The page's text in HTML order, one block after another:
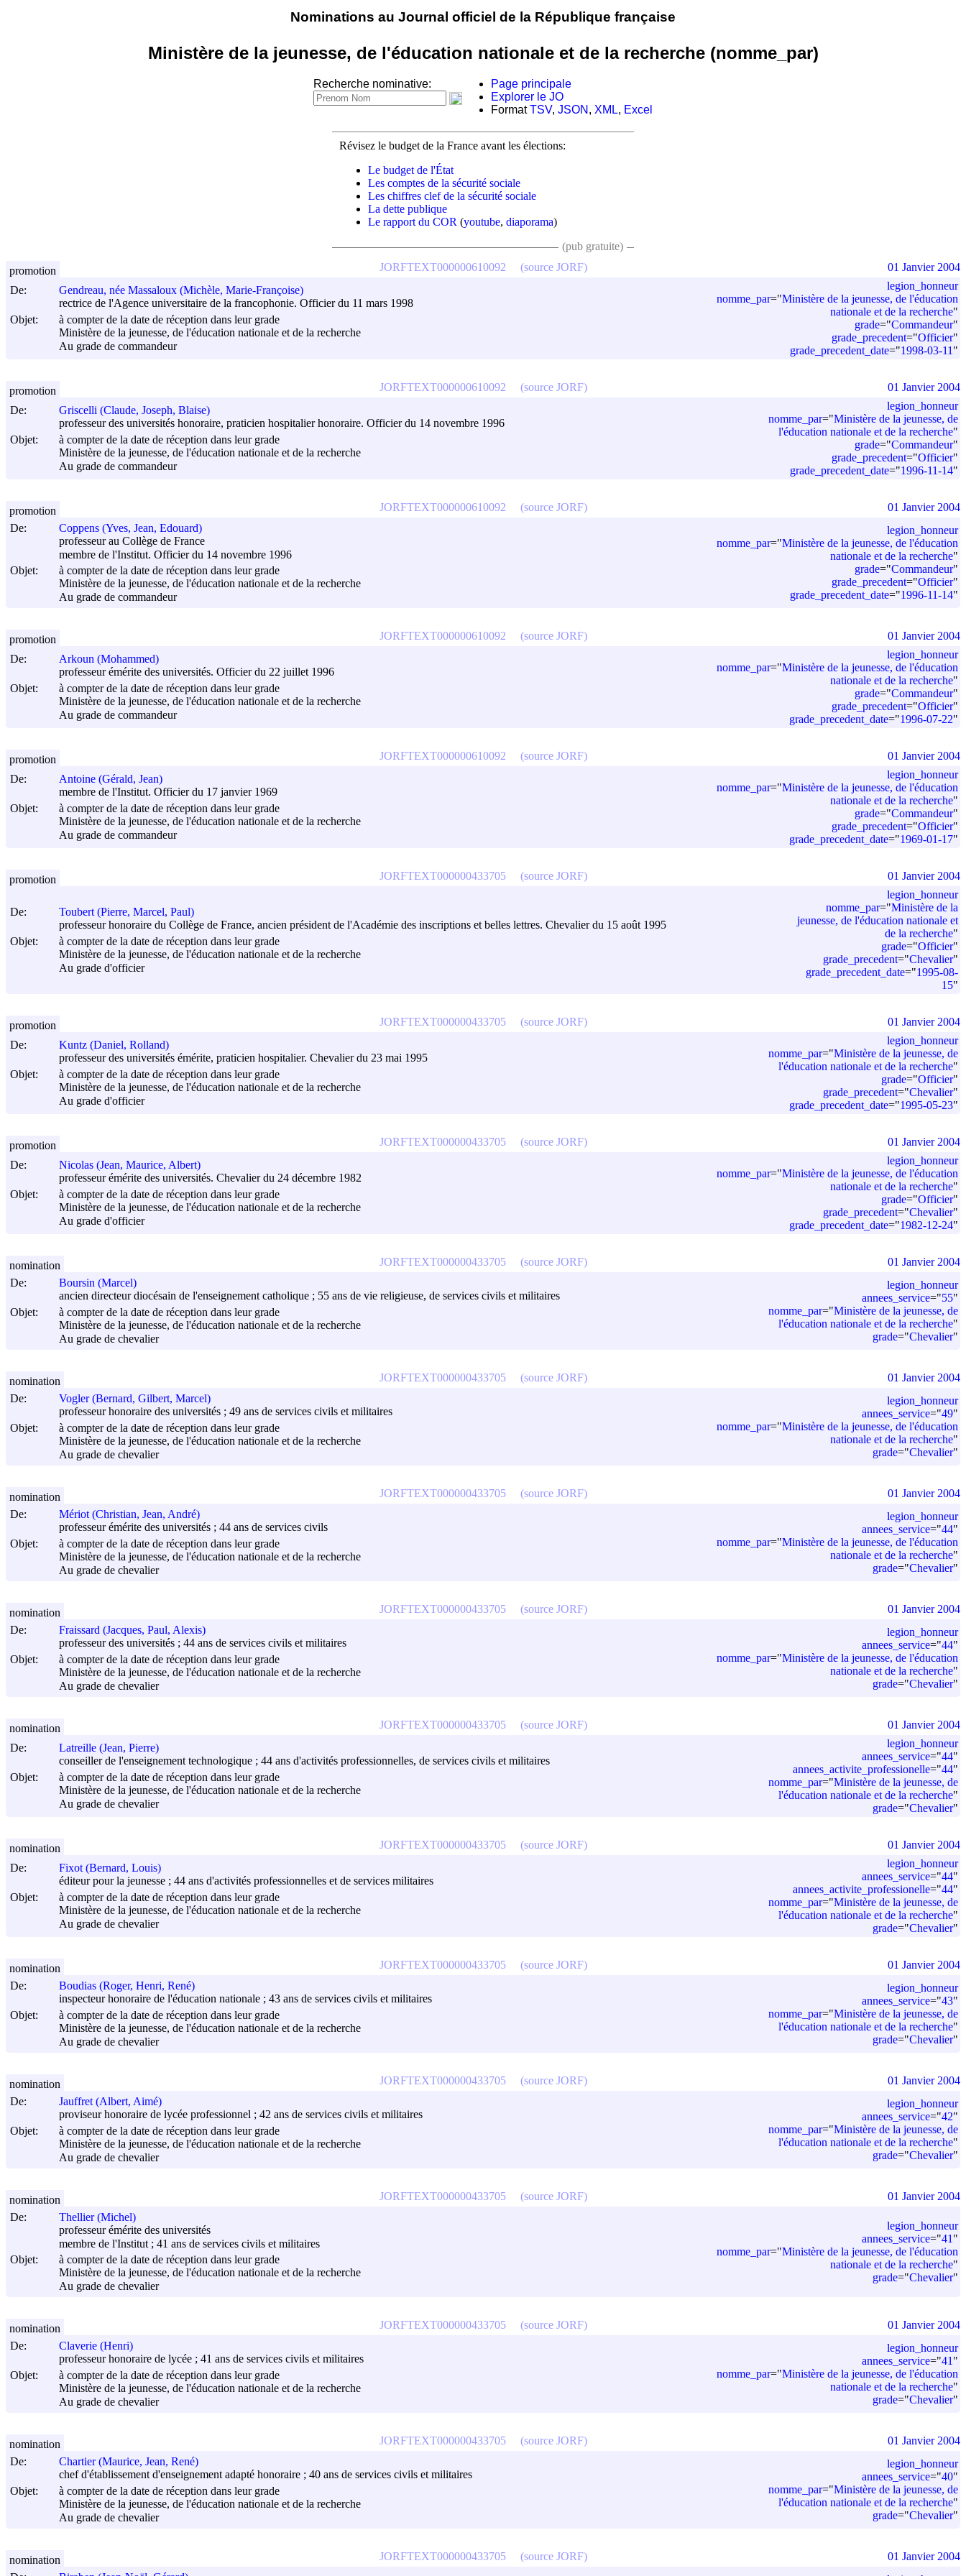
Nominations au Journal officiel de la République française
Ministère de la jeunesse, de l'éducation nationale et de la recherche (nomme_par)
Recherche nominative:
Page principale
Explorer le JO
FormatTSV, JSON , XML, Excel
Révisez le budget de la France avant les élections:
Le budget de l'État
Les comptes de la sécurité sociale
Les chiffres clef de la sécurité sociale
La dette publique
Le rapport du COR (youtube, diaporama)
(pub gratuite)
De:
Gendreau, née Massaloux (Michèle, Marie-Françoise)
rectrice de l'Agence universitaire de la francophonie. Officier du 11 mars 1998
Objet:
à compter de la date de réception dans leur grade
Ministère de la jeunesse, de l'éducation nationale et de la recherche
Au grade de commandeur
legion_honneur
nomme_par="Ministère de la jeunesse, de l'éducation
nationale et de la recherche"
grade="Commandeur"
grade_precedent="Officier"
grade_precedent_date="1998-03-11 "
JORFTEXT000000610092 (source JORF)
promotion 01 Janvier 2004
De:
Griscelli (Claude, Joseph, Blaise)
professeur des universités honoraire, praticien hospitalier honoraire. Officier du 14 novembre 1996
Objet:
à compter de la date de réception dans leur grade
Ministère de la jeunesse, de l'éducation nationale et de la recherche
Au grade de commandeur
legion_honneur
nomme_par="Ministère de la jeunesse, de
l'éducation nationale et de la recherche"
grade="Commandeur"
grade_precedent="Officier"
grade_precedent_date="1996-11-14"
JORFTEXT000000610092 (source JORF)
promotion 01 Janvier 2004
De:
Coppens (Yves, Jean, Edouard)
professeur au Collège de France
membre de l'Institut. Officier du 14 novembre 1996
Objet:
à compter de la date de réception dans leur grade
Ministère de la jeunesse, de l'éducation nationale et de la recherche
Au grade de commandeur
legion_honneur
nomme_par="Ministère de la jeunesse, de l'éducation
nationale et de la recherche"
grade="Commandeur"
grade_precedent="Officier"
grade_precedent_date="1996-11-14"
JORFTEXT000000610092 (source JORF)
promotion 01 Janvier 2004
De:
Arkoun (Mohammed)
professeur émérite des universités. Officier du 22 juillet 1996
Objet:
à compter de la date de réception dans leur grade
Ministère de la jeunesse, de l'éducation nationale et de la recherche
Au grade de commandeur
legion_honneur
nomme_par="Ministère de la jeunesse, de l'éducation
nationale et de la recherche"
grade="Commandeur"
grade_precedent="Officier"
grade_precedent_date="1996-07-22"
JORFTEXT000000610092 (source JORF)
promotion 01 Janvier 2004
De:
Antoine (Gérald, Jean)
membre de l'Institut. Officier du 17 janvier 1969
Objet:
à compter de la date de réception dans leur grade
Ministère de la jeunesse, de l'éducation nationale et de la recherche
Au grade de commandeur
legion_honneur
nomme_par="Ministère de la jeunesse, de l'éducation
nationale et de la recherche"
grade="Commandeur"
grade_precedent="Officier"
grade_precedent_date="1969-01-17"
JORFTEXT000000610092 (source JORF)
promotion 01 Janvier 2004
De:
Toubert (Pierre, Marcel, Paul)
professeur honoraire du Collège de France, ancien président de l'Académie des inscriptions et belles lettres. Chevalier du 15 août 1995
Objet:
à compter de la date de réception dans leur grade
Ministère de la jeunesse, de l'éducation nationale et de la recherche
Au grade d'officier
legion_honneur
nomme_par="Ministère de la
jeunesse, de l'éducation nationale et
de la recherche"
grade="Officier"
grade_precedent="Chevalier"
grade_precedent_date="1995-08-
15"
JORFTEXT000000433705 (source JORF)
promotion 01 Janvier 2004
De:
Kuntz (Daniel, Rolland)
professeur des universités émérite, praticien hospitalier. Chevalier du 23 mai 1995
Objet:
à compter de la date de réception dans leur grade
Ministère de la jeunesse, de l'éducation nationale et de la recherche
Au grade d'officier
legion_honneur
nomme_par="Ministère de la jeunesse, de
l'éducation nationale et de la recherche"
grade="Officier"
grade_precedent="Chevalier"
grade_precedent_date="1995-05-23"
JORFTEXT000000433705 (source JORF)
promotion 01 Janvier 2004
De:
Nicolas (Jean, Maurice, Albert)
professeur émérite des universités. Chevalier du 24 décembre 1982
Objet:
à compter de la date de réception dans leur grade
Ministère de la jeunesse, de l'éducation nationale et de la recherche
Au grade d'officier
legion_honneur
nomme_par="Ministère de la jeunesse, de l'éducation
nationale et de la recherche"
grade="Officier"
grade_precedent="Chevalier"
grade_precedent_date="1982-12-24"
JORFTEXT000000433705 (source JORF)
promotion 01 Janvier 2004
De:
Boursin (Marcel)
ancien directeur diocésain de l'enseignement catholique ; 55 ans de vie religieuse, de services civils et militaires
Objet:
à compter de la date de réception dans leur grade
Ministère de la jeunesse, de l'éducation nationale et de la recherche
Au grade de chevalier
legion_honneur
annees_service="55"
nomme_par="Ministère de la jeunesse, de
l'éducation nationale et de la recherche"
grade="Chevalier"
JORFTEXT000000433705 (source JORF)
nomination 01 Janvier 2004
De:
Vogler (Bernard, Gilbert, Marcel)
professeur honoraire des universités ; 49 ans de services civils et militaires
Objet:
à compter de la date de réception dans leur grade
Ministère de la jeunesse, de l'éducation nationale et de la recherche
Au grade de chevalier
legion_honneur
annees_service="49"
nomme_par="Ministère de la jeunesse, de l'éducation
nationale et de la recherche"
grade="Chevalier"
JORFTEXT000000433705 (source JORF)
nomination 01 Janvier 2004
De:
Mériot (Christian, Jean, André)
professeur émérite des universités ; 44 ans de services civils
Objet:
à compter de la date de réception dans leur grade
Ministère de la jeunesse, de l'éducation nationale et de la recherche
Au grade de chevalier
legion_honneur
annees_service="44"
nomme_par="Ministère de la jeunesse, de l'éducation
nationale et de la recherche"
grade="Chevalier"
JORFTEXT000000433705 (source JORF)
nomination 01 Janvier 2004
De:
Fraissard (Jacques, Paul, Alexis)
professeur des universités ; 44 ans de services civils et militaires
Objet:
à compter de la date de réception dans leur grade
Ministère de la jeunesse, de l'éducation nationale et de la recherche
Au grade de chevalier
legion_honneur
annees_service="44"
nomme_par="Ministère de la jeunesse, de l'éducation
nationale et de la recherche"
grade="Chevalier"
JORFTEXT000000433705 (source JORF)
nomination 01 Janvier 2004
De:
Latreille (Jean, Pierre)
conseiller de l'enseignement technologique ; 44 ans d'activités professionnelles, de services civils et militaires
Objet:
à compter de la date de réception dans leur grade
Ministère de la jeunesse, de l'éducation nationale et de la recherche
Au grade de chevalier
legion_honneur
annees_service="44"
annees_activite_professionelle="44"
nomme_par="Ministère de la jeunesse, de
l'éducation nationale et de la recherche"
grade="Chevalier"
JORFTEXT000000433705 (source JORF)
nomination 01 Janvier 2004
De:
Fixot (Bernard, Louis)
éditeur pour la jeunesse ; 44 ans d'activités professionnelles et de services militaires
Objet:
à compter de la date de réception dans leur grade
Ministère de la jeunesse, de l'éducation nationale et de la recherche
Au grade de chevalier
legion_honneur
annees_service="44"
annees_activite_professionelle="44"
nomme_par="Ministère de la jeunesse, de
l'éducation nationale et de la recherche"
grade="Chevalier"
JORFTEXT000000433705 (source JORF)
nomination 01 Janvier 2004
De:
Boudias (Roger, Henri, René)
inspecteur honoraire de l'éducation nationale ; 43 ans de services civils et militaires
Objet:
à compter de la date de réception dans leur grade
Ministère de la jeunesse, de l'éducation nationale et de la recherche
Au grade de chevalier
legion_honneur
annees_service="43"
nomme_par="Ministère de la jeunesse, de
l'éducation nationale et de la recherche"
grade="Chevalier"
JORFTEXT000000433705 (source JORF)
nomination 01 Janvier 2004
De:
Jauffret (Albert, Aimé)
proviseur honoraire de lycée professionnel ; 42 ans de services civils et militaires
Objet:
à compter de la date de réception dans leur grade
Ministère de la jeunesse, de l'éducation nationale et de la recherche
Au grade de chevalier
legion_honneur
annees_service="42"
nomme_par="Ministère de la jeunesse, de
l'éducation nationale et de la recherche"
grade="Chevalier"
JORFTEXT000000433705 (source JORF)
nomination 01 Janvier 2004
De:
Thellier (Michel)
professeur émérite des universités
membre de l'Institut ; 41 ans de services civils et militaires
Objet:
à compter de la date de réception dans leur grade
Ministère de la jeunesse, de l'éducation nationale et de la recherche
Au grade de chevalier
legion_honneur
annees_service="41 "
nomme_par="Ministère de la jeunesse, de l'éducation
nationale et de la recherche"
grade="Chevalier"
JORFTEXT000000433705 (source JORF)
nomination 01 Janvier 2004
De:
Claverie (Henri)
professeur honoraire de lycée ; 41 ans de services civils et militaires
Objet:
à compter de la date de réception dans leur grade
Ministère de la jeunesse, de l'éducation nationale et de la recherche
Au grade de chevalier
legion_honneur
annees_service="41 "
nomme_par="Ministère de la jeunesse, de l'éducation
nationale et de la recherche"
grade="Chevalier"
JORFTEXT000000433705 (source JORF)
nomination 01 Janvier 2004
De:
Chartier (Maurice, Jean, René)
chef d'établissement d'enseignement adapté honoraire ; 40 ans de services civils et militaires
Objet:
à compter de la date de réception dans leur grade
Ministère de la jeunesse, de l'éducation nationale et de la recherche
Au grade de chevalier
legion_honneur
annees_service="40"
nomme_par="Ministère de la jeunesse, de
l'éducation nationale et de la recherche"
grade="Chevalier"
JORFTEXT000000433705 (source JORF)
nomination 01 Janvier 2004
JORFTEXT000000433705 (source JORF)
nomination 01 Janvier 2004